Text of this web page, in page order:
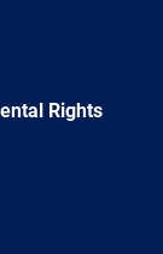
Rights